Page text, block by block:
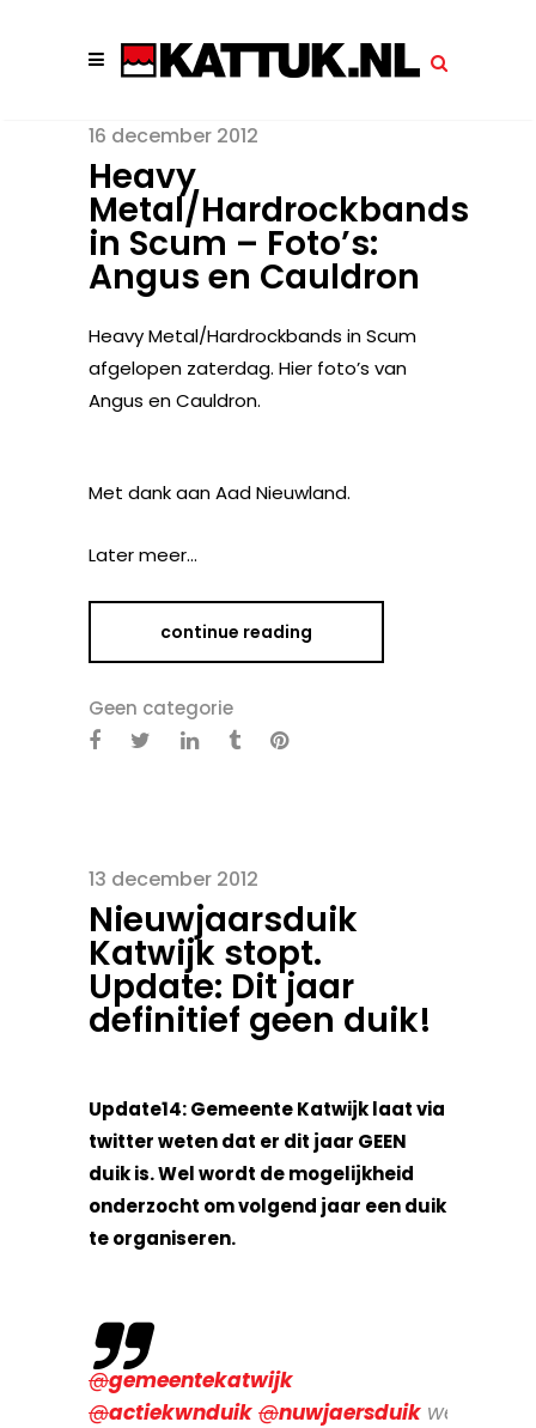
16 december 2012
Heavy
Metal/Hardrockbands
in Scum – Foto’s:
Angus en Cauldron
Heavy Metal/Hardrockbands in Scum
afgelopen zaterdag. Hier foto’s van
Angus en Cauldron.
Met dank aan Aad Nieuwland.
Later meer…
continue reading
Geen categorie
13 december 2012
Nieuwjaarsduik
Katwijk stopt.
Update: Dit jaar
definitief geen duik!
Update14: Gemeente Katwijk laat via
twitter weten dat er dit jaar GEEN
duik is. Wel wordt de mogelijkheid
onderzocht om volgend jaar een duik
te organiseren.
@gemeentekatwijk
@actiekwnduik @nuwjaersduik we